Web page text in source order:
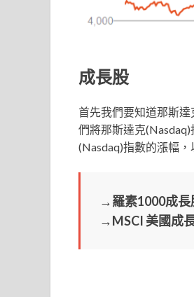
成長股
首先我們要知道那斯
們將那斯達克
(Nasdaq)指數的漲幅
→羅素1000成長
→MSCI 美國成